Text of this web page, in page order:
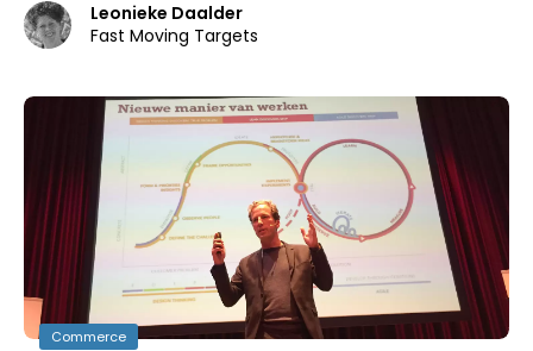
Leonieke Daalder
Fast Moving Targets
Commerce